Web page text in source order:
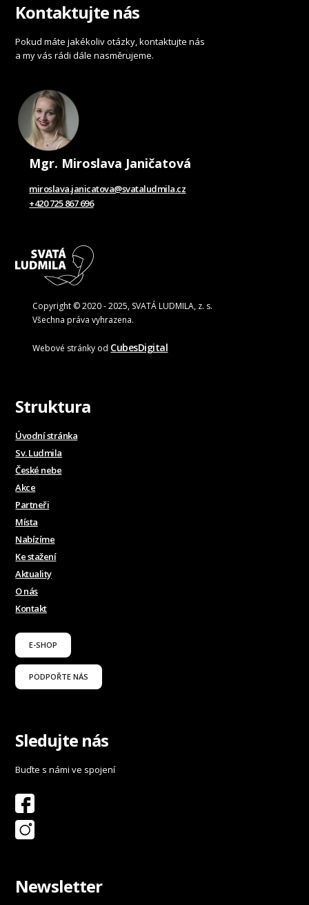
Kontaktujte nás
Pokud máte jakékoliv otázky, kontaktujte nás
a my vás rádi dále nasměrujeme.
Mgr. Miroslava Janičatová
miroslava.janicatova@svataludmila.cz
+420 725 867 696
Copyright © 2020 - 2025, SVATÁ LUDMILA, z. s.
Všechna práva vyhrazena.
Webové stránky od CubesDigital
Struktura
Úvodní stránka
Sv. Ludmila
České nebe
Akce
Partneři
Místa
Nabízíme
Ke stažení
Aktuality
O nás
Kontakt
E-SHOP
PODPOŘTE NÁS
Sledujte nás
Buďte s námi ve spojení
Newsletter